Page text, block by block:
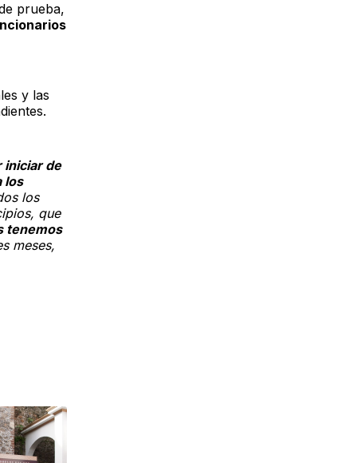
prueba,
y las
iniciar de
los
los
que
tenemos
meses,